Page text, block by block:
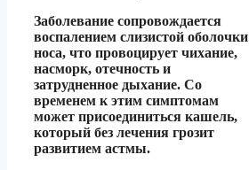
Заболевание сопровождается
воспалением слизистой оболочки
носа, что провоцирует чихание,
насморк, отечность и
затрудненное дыхание. Со
временем к этим симптомам
может присоединиться кашель,
который без лечения грозит
развитием астмы.